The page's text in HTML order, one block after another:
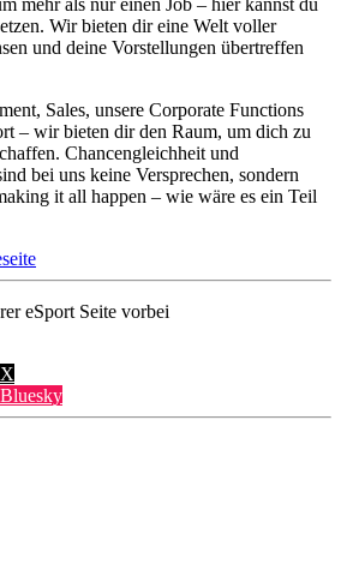
Wir bieten dir eine Welt voller
und deine Vorstellungen übertreffen
Sales, unsere Corporate Functions
– wir bieten dir den Raum, um dich zu
Chancengleichheit und
bei uns keine Versprechen, sondern
it all happen – wie wäre es ein Teil
eSport Seite vorbei